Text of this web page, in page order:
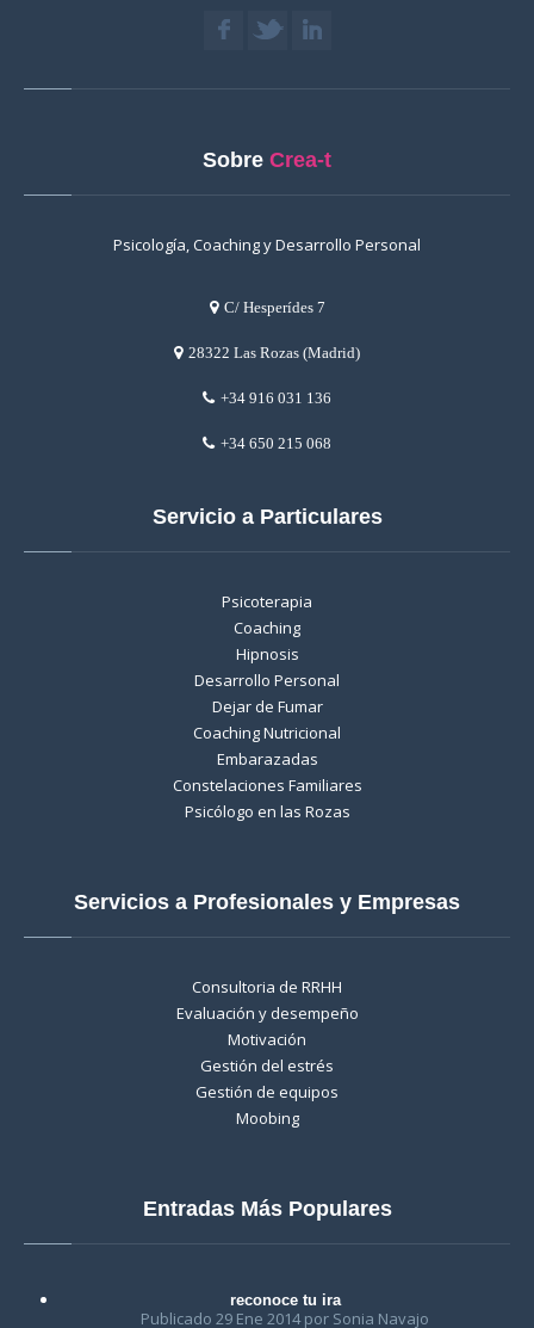
Sobre Crea-t
Psicología, Coaching y Desarrollo Personal
C/ Hesperídes 7
28322 Las Rozas (Madrid)
+34 916 031 136
+34 650 215 068
Servicio a Particulares
Psicoterapia
Coaching
Hipnosis
Desarrollo Personal
Dejar de Fumar
Coaching Nutricional
Embarazadas
Constelaciones Familiares
Psicólogo en las Rozas
Servicios a Profesionales y Empresas
Consultoria de RRHH
Evaluación y desempeño
Motivación
Gestión del estrés
Gestión de equipos
Moobing
Entradas Más Populares
reconoce tu ira
Publicado 29 Ene 2014 por Sonia Navajo